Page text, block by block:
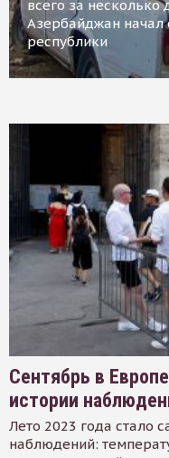
всего за несколько
Азербайджан начал
республики
Сентябрь в
истории
Лето 2023 года стало
наблюдений: